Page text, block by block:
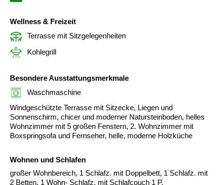
Wellness & Freizeit
Terrasse mit Sitzgelegenheiten
Kohlegrill
Besondere Ausstattungsmerkmale
Waschmaschine
Windgeschützte Terrasse mit Sitzecke, Liegen und
Sonnenschirm, chicer und moderner Natursteinboden, helles
Wohnzimmer mit 5 großen Fenstern, 2. Wohnzimmer mit
Boxspringsofa und Fernseher, helle, moderne Holzküche
Wohnen und Schlafen
großer Wohnbereich, 1 Schlafz. mit Doppelbett, 1 Schlafz. mit
2 Betten, 1 Wohn- Schlafz. mit Schlafcouch 1 P.